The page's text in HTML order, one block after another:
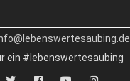
ein #lebenswertesaubing